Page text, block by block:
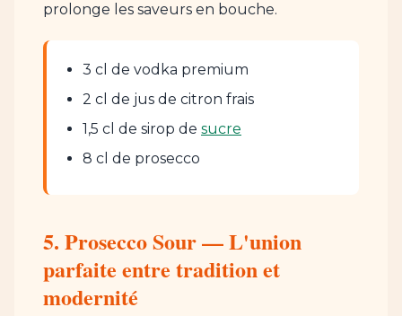
prolonge les saveurs en bouche.
3 cl de vodka premium
2 cl de jus de citron frais
1,5 cl de sirop de sucre
8 cl de prosecco
5. Prosecco Sour — L'union
parfaite entre tradition et
modernité